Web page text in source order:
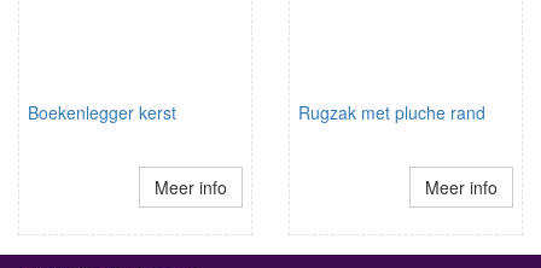
Boekenlegger kerst
Meer info
Rugzak met pluche rand
Meer info